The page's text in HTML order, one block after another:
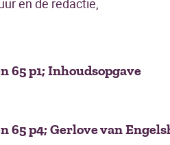
en de redactie,
65 p1; Inhoudsopgave
65 p4; Gerlove van